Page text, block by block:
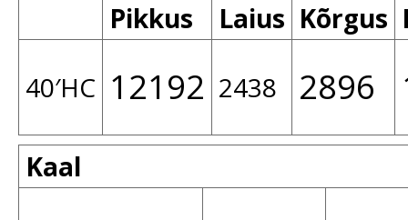
Pikkus
Laius Kõrgus
40′HC 12192 2438 2896
Kaal